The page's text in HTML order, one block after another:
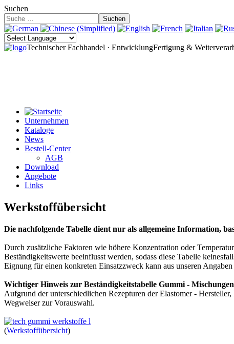
Suchen
Suchen
Technischer Fachhandel · EntwicklungFertigung &
Unternehmen
Kataloge
News
Bestell-Center
AGB
Download
Angebote
Links
Werkstoffübersicht
Die nachfolgende Tabelle dient nur als allgemeine Information,
Durch zusätzliche Faktoren wie höhere Konzentration oder
Beständigkeitswerte beeinflusst werden, sodass diese Tabelle
Eignung für einen konkreten Einsatzzweck kann aus unseren
Wichtiger Hinweis zur Beständigkeitstabelle Gummi -
Aufgrund der unterschiedlichen Rezepturen der Elastomer -
Wegweiser zur Vorauswahl.
(Werkstoffübersicht)